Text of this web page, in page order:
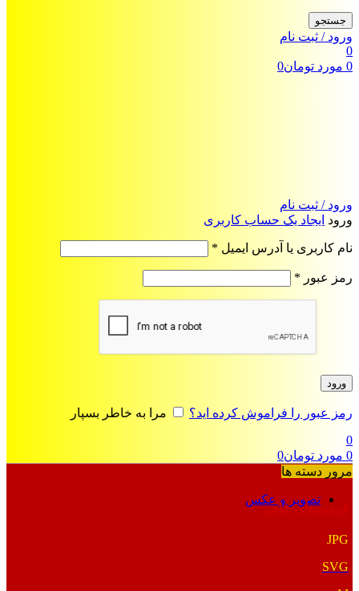
جستجو
ورود / ثبت نام
0
0 مورد تومان0
ورود / ثبت نام
ورود ایجاد یک حساب کاربری
نام کاربری یا آدرس ایمیل *
رمز عبور *
ورود
رمز عبور را فراموش کرده اید؟
مرا به خاطر بسپار
0
0 مورد تومان0
مرور دسته ها
تصویر و عکس
فرمت‌های خاص
JPG
SVG